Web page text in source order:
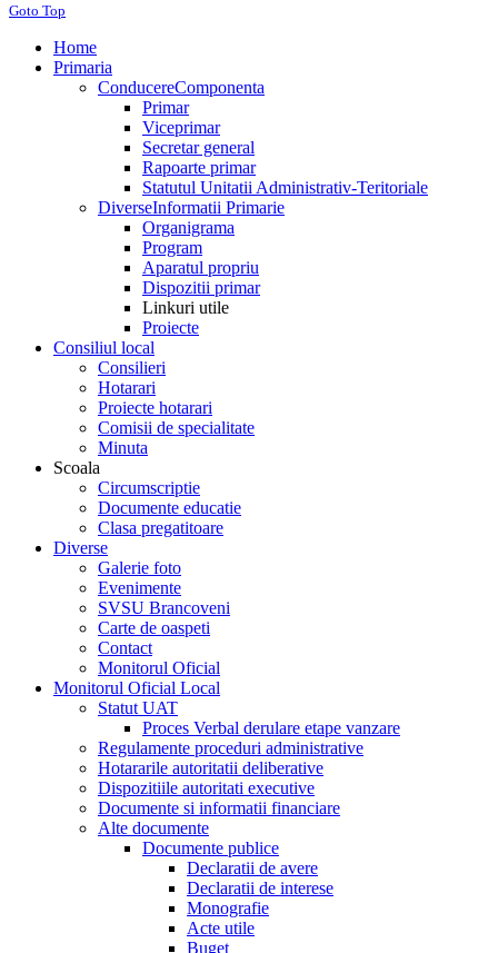
Goto Top
Home
Primaria
ConducereComponenta
Primar
Viceprimar
Secretar general
Rapoarte primar
Statutul Unitatii Administrativ-Teritoriale
DiverseInformatii Primarie
Organigrama
Program
Aparatul propriu
Dispozitii primar
Linkuri utile
Proiecte
Consiliul local
Consilieri
Hotarari
Proiecte hotarari
Comisii de specialitate
Minuta
Scoala
Circumscriptie
Documente educatie
Clasa pregatitoare
Diverse
Galerie foto
Evenimente
SVSU Brancoveni
Carte de oaspeti
Contact
Monitorul Oficial
Monitorul Oficial Local
Statut UAT
Proces Verbal derulare etape vanzare
Regulamente proceduri administrative
Hotararile autoritatii deliberative
Dispozitiile autoritati executive
Documente si informatii financiare
Alte documente
Documente publice
Declaratii de avere
Declaratii de interese
Monografie
Acte utile
Buget